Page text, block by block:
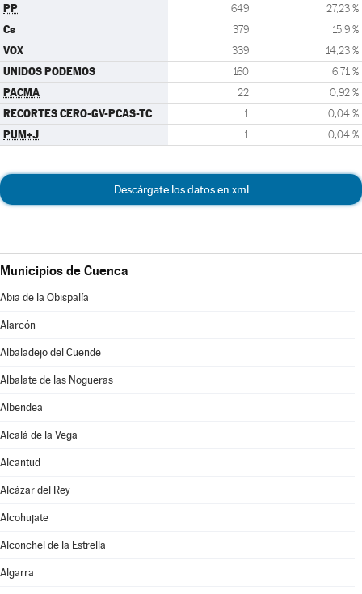
PP 649 27,23 %
Cs 379 15,9 %
VOX 339 14,23 %
UNIDOS PODEMOS 160 6,71 %
PACMA 22 0,92 %
RECORTES CERO-GV-PCAS-TC 1 0,04 %
PUM+J 1 0,04 %
Descárgate los datos en xml
Municipios de Cuenca
Abia de la Obispalía
Alarcón
Albaladejo del Cuende
Albalate de las Nogueras
Albendea
Alcalá de la Vega
Alcantud
Alcázar del Rey
Alcohujate
Alconchel de la Estrella
Algarra